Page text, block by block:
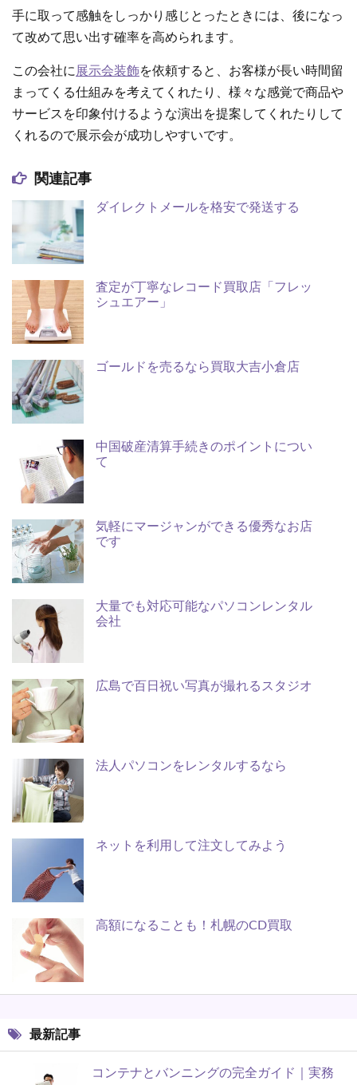
手に取って感触をしっかり感じとったときには、後になっ
て改めて思い出す確率を高められます。
この会社に 展示会装飾を依頼すると、お客様が長い時間留
まってくる仕組みを考えてくれたり、様々な感覚で商品や
サービスを印象付けるような演出を提案してくれたりして
くれるので展示会が成功しやすいです。
関連記事
ダイレクトメールを格安で発送する
査定が丁寧なレコード買取店「フレッ
シュエアー」
ゴールドを売るなら買取大吉小倉店
中国破産清算手続きのポイントについ
て
気軽にマージャンができる優秀なお店
です
大量でも対応可能なパソコンレンタル
会社
広島で百日祝い写真が撮れるスタジオ
法人パソコンをレンタルするなら
ネットを利用して注文してみよう
高額になることも！札幌のCD買取
最新記事
コンテナとバンニングの完全ガイド｜実務